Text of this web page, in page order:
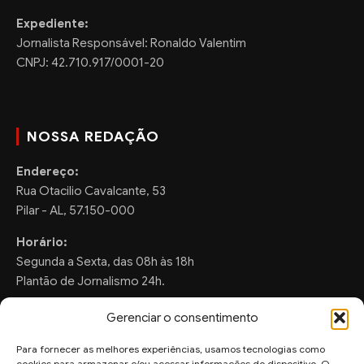
Gerenciar o consentimento
Para fornecer as melhores experiências, usamos tecnologias como
Expediente:
Jornalista Responsável: Ronaldo Valentim
CNPJ: 42.710.917/0001-20
NOSSA REDAÇÃO
Endereço:
Rua Otacilio Cavalcante, 53
Pilar - AL, 57.150-000
Horário:
Segunda a Sexta, das 08h às 18h
Plantão de Jornalismo 24h.
FALE CONOSCO